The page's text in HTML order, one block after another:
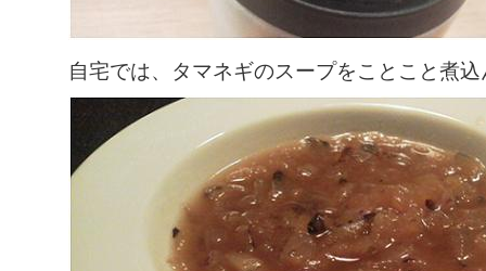
自宅では、タマネギのスープをことこと煮